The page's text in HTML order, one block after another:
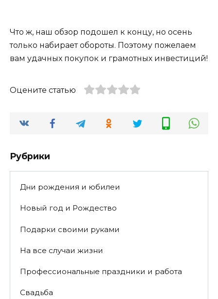
Что ж, наш обзор подошел к концу, но осень
только набирает обороты. Поэтому пожелаем
вам удачных покупок и грамотных инвестиций!
Оцените статью
Рубрики
Дни рождения и юбилеи
Новый год и Рождество
Подарки своими руками
На все случаи жизни
Профессиональные праздники и работа
Свадьба